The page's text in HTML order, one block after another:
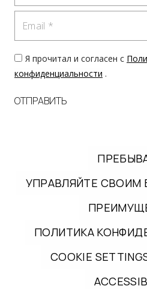
Я прочитал и согласен с
конфиденциальности .
ОТПРАВИТЬ
УПРАВЛЯЙТЕ СВОИМ
ПОЛИТИКА
COOKIE